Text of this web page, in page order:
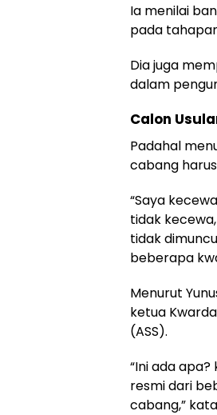
Ia menilai
pada
Dia juga
dalam
Calon
Padahal
cabang
“Saya
tidak
tidak
beberapa
Menurut
ketua
(ASS).
“Ini ada
resmi dari
cabang,”